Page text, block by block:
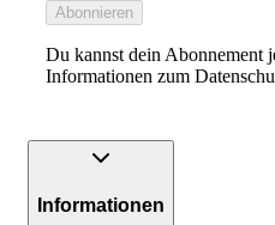
Abonnieren
Du kannst dein Abonnement
Informationen zum
Informationen